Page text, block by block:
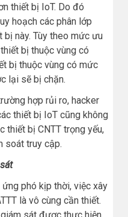
thiết bị IoT. Do đó
hoạch các phân lớp
bị này. Tùy theo mức ưu
bị thuộc vùng có
bị thuộc vùng có mức
lại sẽ bị chặn.
hợp rủi ro, hacker
thiết bị IoT cũng không
thiết bị CNTT trọng yếu,
soát truy cập.
phó kịp thời, việc xây
là vô cùng cần thiết.